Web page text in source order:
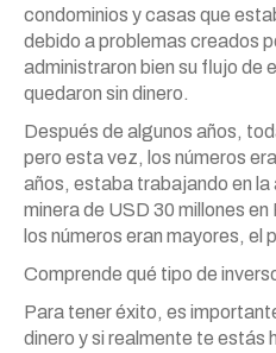
condominios y casas que
debido a problemas creados
administraron bien su flujo de
quedaron sin dinero.
Después de algunos años,
pero esta vez, los números
años, estaba trabajando en la
minera de USD 30 millones
los números eran mayores, el
Comprende qué tipo de
Para tener éxito, es
dinero y si realmente te estás